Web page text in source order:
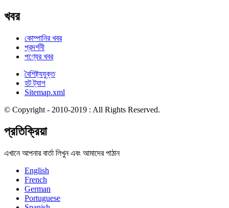
খবর
কোম্পানির খবর
প্রদর্শনী
পণ্যের খবর
বৈশিষ্ট্যযুক্ত
হট ট্যাগ
Sitemap.xml
© Copyright - 2010-2019 : All Rights Reserved.
প্রতিক্রিয়া
এখানে আপনার বার্তা লিখুন এবং আমাদের পাঠান
English
French
German
Portuguese